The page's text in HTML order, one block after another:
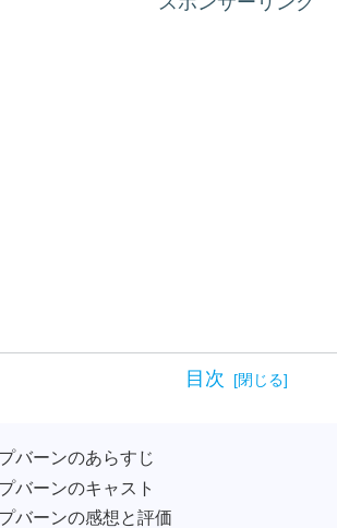
目次
バーンのあらすじ
バーンのキャスト
バーンの感想と評価